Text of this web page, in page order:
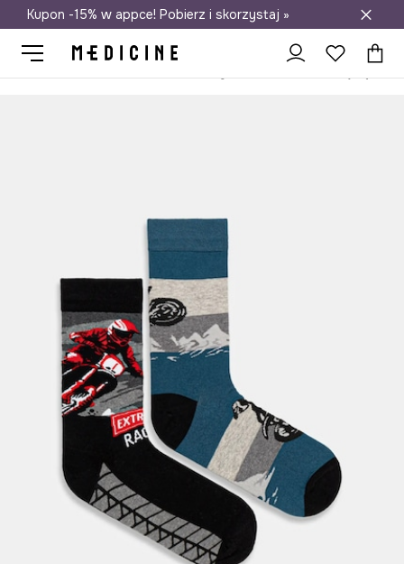
Darmowa dostawa do salonów
Kupon -15% w appce! Pobierz i skorzystaj »